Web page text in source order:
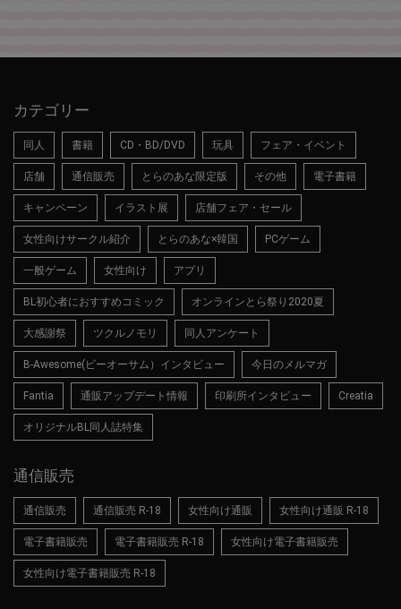
カテゴリー
同人 書籍 CD・BD/DVD 玩具 フェア・イベント
店舗 通信販売 とらのあな限定版 その他 電子書籍
キャンペーン イラスト展 店舗フェア・セール
女性向けサークル紹介 とらのあな×韓国 PCゲーム
一般ゲーム 女性向け アプリ
BL初心者におすすめコミック オンラインとら祭り2020夏
大感謝祭 ツクルノモリ 同人アンケート
B-Awesome(ビーオーサム）インタビュー 今日のメルマガ
Fantia 通販アップデート情報 印刷所インタビュー Creatia
オリジナルBL同人誌特集
通信販売
通信販売 通信販売 R-18 女性向け通販 女性向け通販 R-18
電子書籍販売 電子書籍販売 R-18 女性向け電子書籍販売
女性向け電子書籍販売 R-18